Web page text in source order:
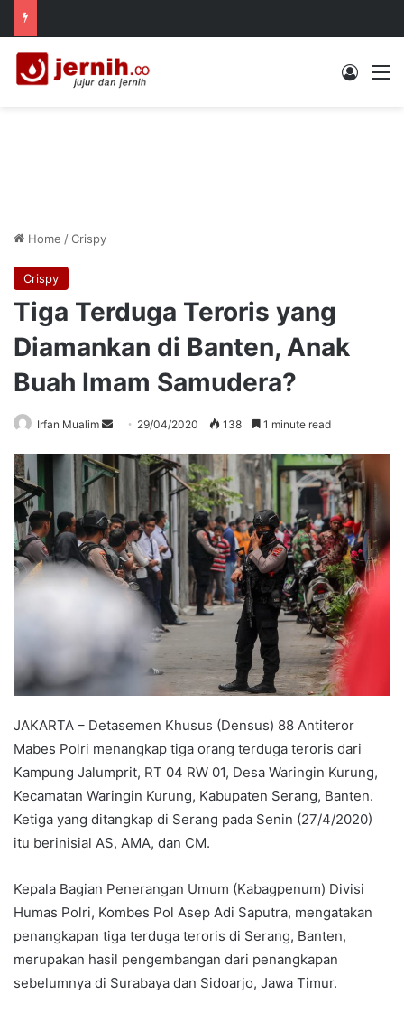
Log In
Home /Crispy
Crispy
Tiga Terduga Teroris yang
Diamankan di Banten, Anak
Buah Imam Samudera?
Irfan Mualim
Send
email
29/04/2020 138 1 minute read
JAKARTA – Detasemen Khusus (Densus) 88 Antiteror
Mabes Polri menangkap tiga orang terduga teroris dari
Kampung Jalumprit, RT 04 RW 01, Desa Waringin Kurung,
Kecamatan Waringin Kurung, Kabupaten Serang, Banten.
Ketiga yang ditangkap di Serang pada Senin (27/4/2020)
itu berinisial AS, AMA, dan CM.
Kepala Bagian Penerangan Umum (Kabagpenum) Divisi
Humas Polri, Kombes Pol Asep Adi Saputra, mengatakan
penangkapan tiga terduga teroris di Serang, Banten,
merupakan hasil pengembangan dari penangkapan
sebelumnya di Surabaya dan Sidoarjo, Jawa Timur.